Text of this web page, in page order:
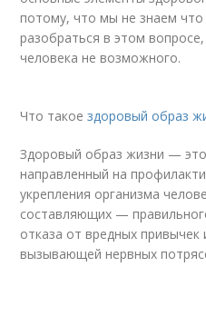
потому, что мы не знаем что
разобраться в этом
человека не возможного.
Что такоездоровый образ
Здоровый образ жизни —
направленный на
укрепления организма
составляющих —
отказа от вредных привычек
вызывающей нервных